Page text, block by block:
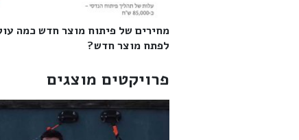
מחירים של פיתוח מוצר חדש כמה
לפתח מוצר חדש?‎
פרויקטים מוצגים